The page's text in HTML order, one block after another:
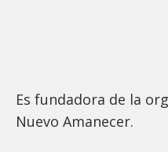
Es fundadora de la
Nuevo Amanecer.